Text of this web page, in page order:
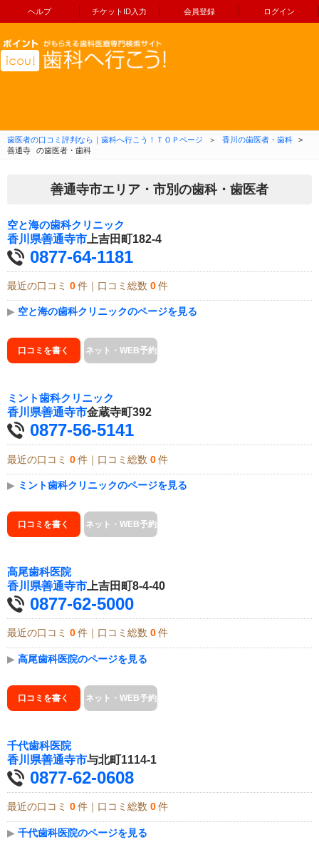
ヘルプ チケットID入力 会員登録 ログイン
コンテンツへ移動
歯医者の口コミ評判なら｜歯科へ行こう！ＴＯＰページ ＞ 香川の歯医者・歯科
>
善通寺
の歯医者・歯科
善通寺市エリア・市別の歯科・歯医者
空と海の歯科クリニック
香川県善通寺市 上吉田町182-4
0877-64-1181
最近の口コミ 0 件｜口コミ総数 0 件
▶ 空と海の歯科クリニックのページを見る
口コミを書く ネット・WEB予約
ミント歯科クリニック
香川県善通寺市金蔵寺町392
0877-56-5141
最近の口コミ 0 件｜口コミ総数 0 件
▶ ミント歯科クリニックのページを見る
口コミを書く ネット・WEB予約
高尾歯科医院
香川県善通寺市 上吉田町8-4-40
0877-62-5000
最近の口コミ 0 件｜口コミ総数 0 件
▶ 高尾歯科医院のページを見る
口コミを書く ネット・WEB予約
千代歯科医院
香川県善通寺市与北町1114-1
0877-62-0608
最近の口コミ 0 件｜口コミ総数 0 件
▶ 千代歯科医院のページを見る